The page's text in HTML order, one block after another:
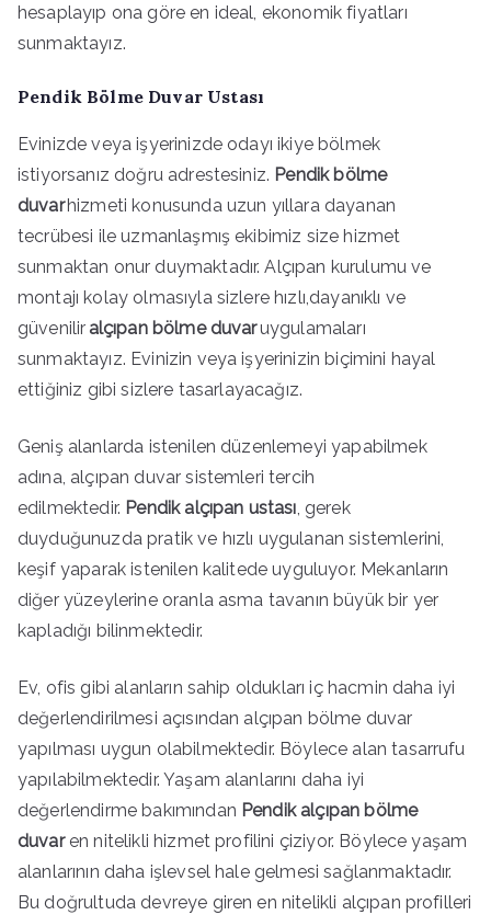
hesaplayıp ona göre en ideal, ekonomik fiyatları
sunmaktayız.
Pendik Bölme Duvar Ustası
Evinizde veya işyerinizde odayı ikiye bölmek
istiyorsanız doğru adrestesiniz. Pendik bölme
duvarhizmeti konusunda uzun yıllara dayanan
tecrübesi ile uzmanlaşmış ekibimiz size hizmet
sunmaktan onur duymaktadır. Alçıpan kurulumu ve
montajı kolay olmasıyla sizlere hızlı,dayanıklı ve
güvenilir alçıpan bölme duvaruygulamaları
sunmaktayız. Evinizin veya işyerinizin biçimini hayal
ettiğiniz gibi sizlere tasarlayacağız.
Geniş alanlarda istenilen düzenlemeyi yapabilmek
adına, alçıpan duvar sistemleri tercih
edilmektedir. Pendik alçıpan ustası , gerek
duyduğunuzda pratik ve hızlı uygulanan sistemlerini,
keşif yaparak istenilen kalitede uyguluyor. Mekanların
diğer yüzeylerine oranla asma tavanın büyük bir yer
kapladığı bilinmektedir.
Ev, ofis gibi alanların sahip oldukları iç hacmin daha iyi
değerlendirilmesi açısından alçıpan bölme duvar
yapılması uygun olabilmektedir. Böylece alan tasarrufu
yapılabilmektedir. Yaşam alanlarını daha iyi
değerlendirme bakımından Pendik alçıpan bölme
duvaren nitelikli hizmet profilini çiziyor. Böylece yaşam
alanlarının daha işlevsel hale gelmesi sağlanmaktadır.
Bu doğrultuda devreye giren en nitelikli alçıpan profilleri